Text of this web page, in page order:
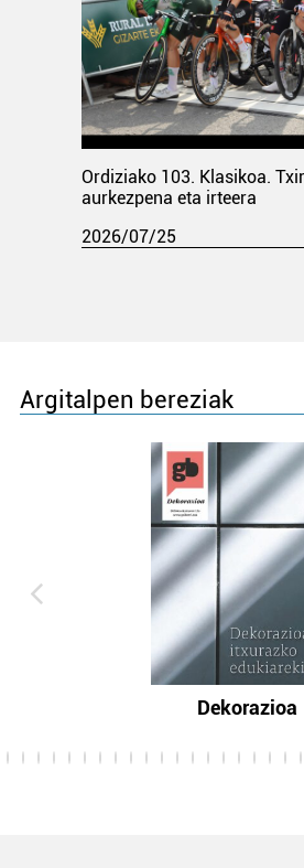
Ordiziako 103. Klasikoa.
aurkezpena eta irteera
2026/07/25
Argitalpen bereziak
Dekorazioa